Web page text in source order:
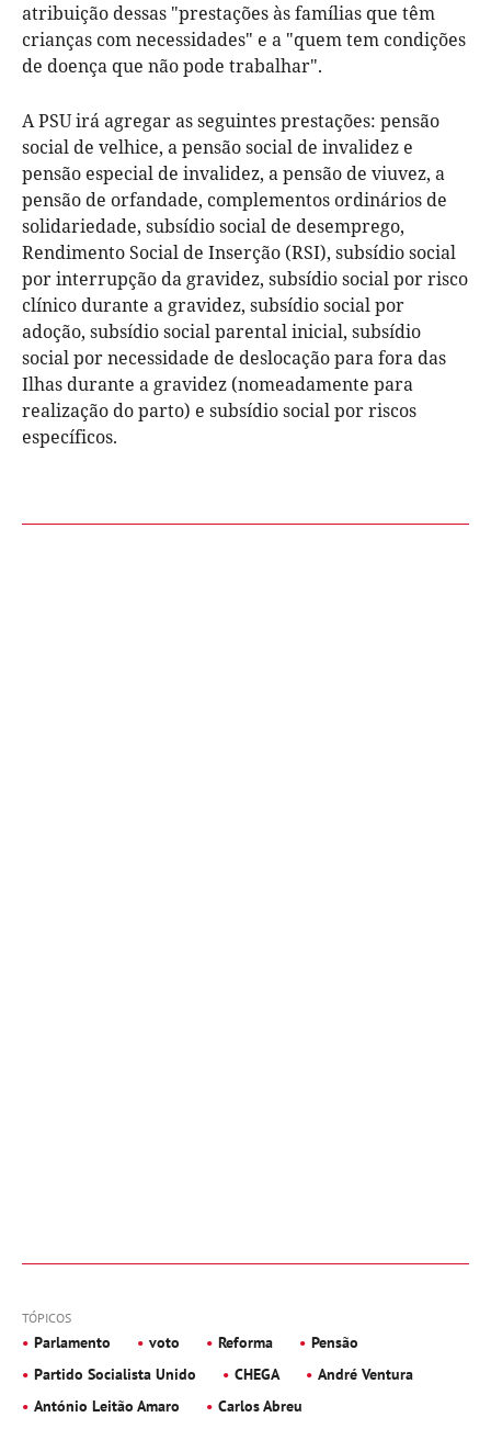
atribuição dessas "prestações às famílias que têm
crianças com necessidades" e a "quem tem condições
de doença que não pode trabalhar".
A PSU irá agregar as seguintes prestações: pensão
social de velhice, a pensão social de invalidez e
pensão especial de invalidez, a pensão de viuvez, a
pensão de orfandade, complementos ordinários de
solidariedade, subsídio social de desemprego,
Rendimento Social de Inserção (RSI), subsídio social
por interrupção da gravidez, subsídio social por risco
clínico durante a gravidez, subsídio social por
adoção, subsídio social parental inicial, subsídio
social por necessidade de deslocação para fora das
Ilhas durante a gravidez (nomeadamente para
realização do parto) e subsídio social por riscos
específicos.
TÓPICOS
Parlamento voto Reforma
Pensão
Partido Socialista Unido
CHEGA
André Ventura
António Leitão Amaro
Carlos Abreu